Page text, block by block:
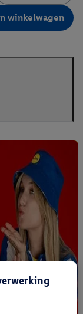
winkelwagen